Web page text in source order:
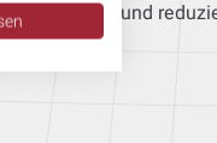
und